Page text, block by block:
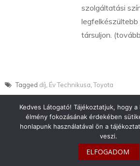
szolgáltatási
társuljon.
Tagged díj Év Technikusa ,Toyota
info@toyotaclub.hu
Copyright © 2026Toyota Klub
Kedves Látogató! Tájékoztatjuk, hogy
élmény fokozásának érdekében
honlapunk használatával ön a
veszi.
ELFOGADOM